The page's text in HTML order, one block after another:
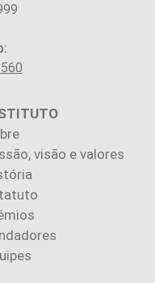
visão e valores